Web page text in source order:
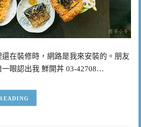
在裝修時，網路是我來安裝的。朋友
眼認出我 鮮開丼 03-42708…